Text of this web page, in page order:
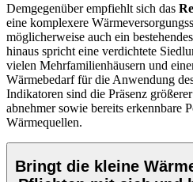
Demgegenüber empfiehlt sich das
eine komplexere
möglicherweise auch ein
hinaus spricht eine verdichtete
vielen Mehrfamilienhäusern und
Wärmebedarf für die Anwendung
Indikatoren sind die Präsenz
abnehmer sowie bereits erkennbare
Wärmequellen.
Bringt die kleine